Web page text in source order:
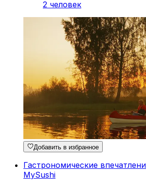
2 человек
Добавить в избранное
Гастрономические
MySushi